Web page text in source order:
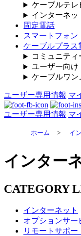
ケーブルテレ
インターネッ
固定電話
スマートフォン
ケーブルプラス
コミュニテ
ユーザー向け
ケーブルワン
ユーザー専用情報 マ
ユーザー専用情報 マ
ホーム > イ
インター
CATEGORY
インターネット
オプションサー
リモートサポー